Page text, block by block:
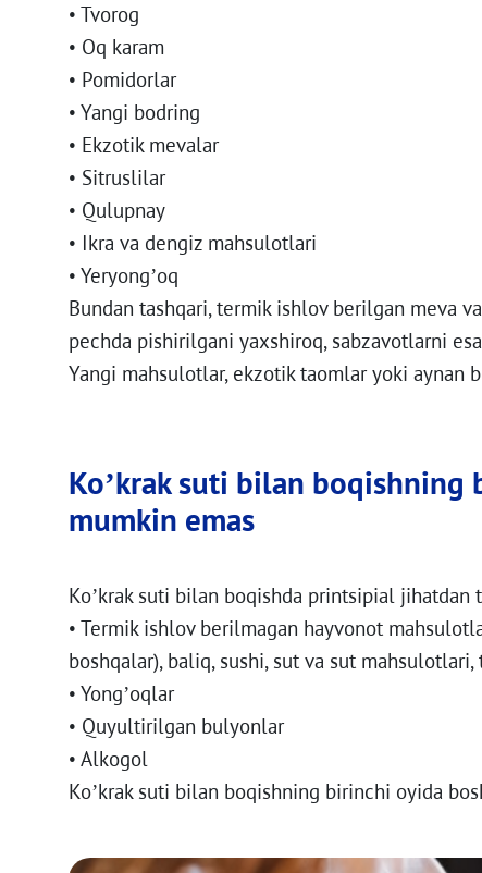
• Tvorog
• Oq karam
• Pomidorlar
• Yangi bodring
• Ekzotik mevalar
• Sitruslilar
• Qulupnay
• Ikra va dengiz mahsulotlari
• Yeryong’oq
Bundan tashqari, termik ishlov berilgan meva
pechda pishirilgani yaxshiroq, sabzavotlarni
Yangi mahsulotlar, ekzotik taomlar yoki aynan
Ko’krak suti bilan
mumkin emas
Ko’krak suti bilan boqishda printsipial
• Termik ishlov berilmagan hayvonot
boshqalar), baliq, sushi, sut va sut mahsulotlari,
• Yong’oqlar
• Quyultirilgan bulyonlar
• Alkogol
Ko’krak suti bilan boqishning birinchi oyida